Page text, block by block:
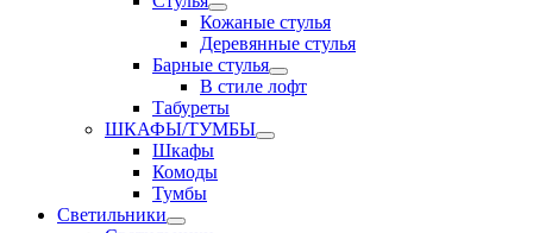
Кожаные стулья
Деревянные стулья
Барные стулья
В стиле лофт
Табуреты
ШКАФЫ/ТУМБЫ
Шкафы
Комоды
Тумбы
Светильники